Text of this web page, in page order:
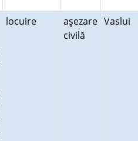
locuire
aşezare
civilă
Vaslui